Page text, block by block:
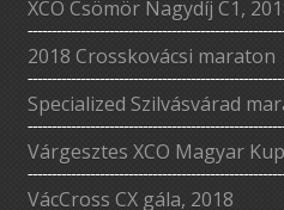
XCO Csömör Nagydíj C1,
2018 Crosskovácsi maraton
Specialized Szilvásvárad
Várgesztes XCO Magyar
VácCross CX gála, 2018